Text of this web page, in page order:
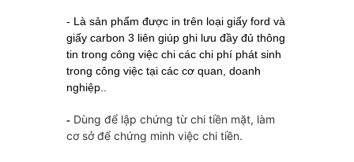
- Là sản phẩm được in trên loại giấy ford và
giấy carbon 3 liên giúp ghi lưu đầy đủ thông
tin trong công việc chi các chi phí phát sinh
trong công việc tại các cơ quan, doanh
nghiệp..
- Dùng để lập chứng từ chi tiền mặt, làm
cơ sở để chứng minh việc chi tiền.